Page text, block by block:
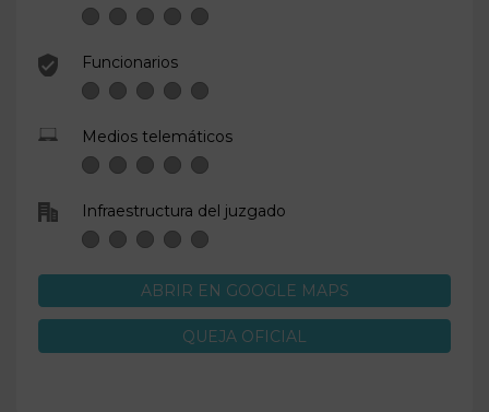
Funcionarios
Medios telemáticos
Infraestructura del juzgado
ABRIR EN GOOGLE MAPS
QUEJA OFICIAL